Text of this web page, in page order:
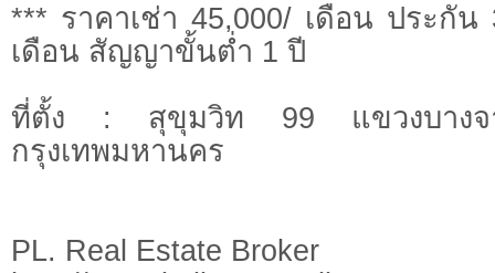
*** ราคาเช่า 45,000/ เดือน ประกั
เดือน สัญญาขั้นต่ำ 1 ปี
ที่ตั้ง : สุขุมวิท 99 แขวงบางจ
กรุงเทพมหานคร
PL. Real Estate Broker